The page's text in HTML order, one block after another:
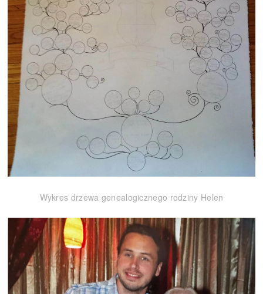
Wykres drzewa genealogicznego rodziny Helen